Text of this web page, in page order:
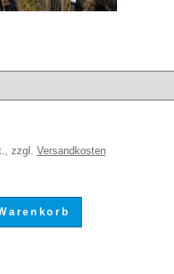
zzgl. Versandkosten